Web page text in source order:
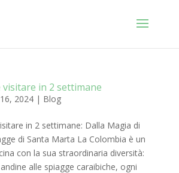
visitare in 2 settimane
2024| Blog
in 2 settimane: Dalla Magia di
di Santa Marta La Colombia è un
con la sua straordinaria diversità:
alle spiagge caraibiche, ogni